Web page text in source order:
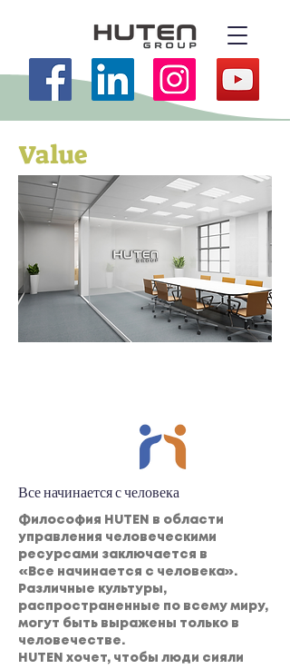
Value
Все начинается с человека
Философия HUTEN в области
управления человеческими
ресурсами заключается в
«Все начинается с человека».
Различные культуры,
распространенные по всему миру,
могут быть выражены только в
человечестве.
HUTEN хочет, чтобы люди сияли